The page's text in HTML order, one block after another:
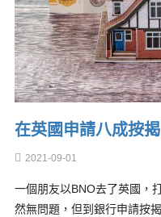
在英國申請八成按
2021-09-01
一個朋友以BNO去了英國，
然無問題，但到銀行申請按